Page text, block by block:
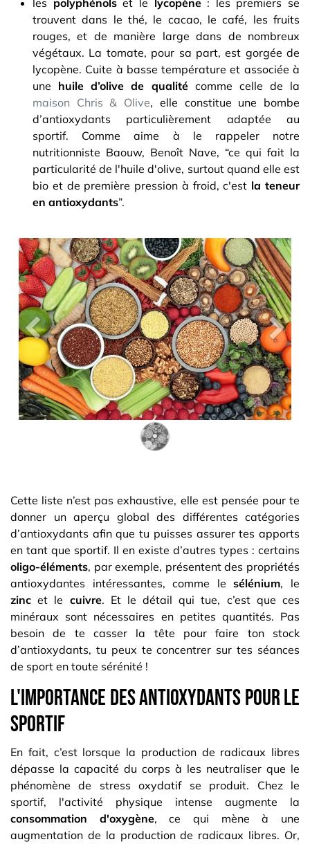
les polyphénolset le lycopène: les premiers se
trouvent dans le thé, le cacao, le café, les fruits
rouges, et de manière large dans de nombreux
végétaux. La tomate, pour sa part, est gorgée de
lycopène. Cuite à basse température et associée à
une huile d’olive de qualitécomme celle de la
maison Chris & Olive, elle constitue une bombe
d’antioxydants particulièrement adaptée au
sportif. Comme aime à le rappeler notre
nutritionniste Baouw, Benoît Nave, “ce qui fait la
particularité de l'huile d'olive, surtout quand elle est
bio et de première pression à froid, c'est la teneur
en antioxydants”.
Précedent
Cette liste n’est pas exhaustive, elle est pensée pour te
donner un aperçu global des différentes catégories
d’antioxydants afin que tu puisses assurer tes apports
en tant que sportif. Il en existe d’autres types : certains
oligo-éléments, par exemple, présentent des propriétés
antioxydantes intéressantes, comme lesélénium, le
zinc et le cuivre. Et le détail qui tue, c’est que ces
minéraux sont nécessaires en petites quantités. Pas
besoin de te casser la tête pour faire ton stock
d’antioxydants, tu peux te concentrer sur tes séances
de sport en toute sérénité !
L'importance des antioxydants pour le
sportif
En fait, c’est lorsque la production de radicaux libres
dépasse la capacité du corps à les neutraliser que le
phénomène de stress oxydatif se produit. Chez le
sportif, l'activité physique intense augmente la
consommation d'oxygène, ce qui mène à une
augmentation de la production de radicaux libres. Or,